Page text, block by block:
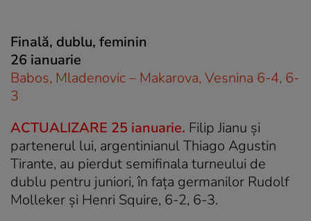
Finală, dublu, feminin
26 ianuarie
Babos, Mladenovic – Makarova, Vesnina 6-4, 6-
3
ACTUALIZARE 25 ianuarie. Filip Jianu și
partenerul lui, argentinianul Thiago Agustin
Tirante, au pierdut semifinala turneului de
dublu pentru juniori, în fața germanilor Rudolf
Molleker și Henri Squire, 6-2, 6-3.